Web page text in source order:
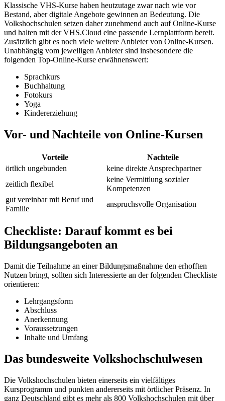
Klassische VHS-Kurse haben heutzutage zwar nach wie vor
Bestand, aber digitale Angebote gewinnen an Bedeutung. Die
Volkshochschulen setzen daher zunehmend auch auf Online-Kurse
und halten mit der VHS.Cloud eine passende Lernplattform bereit.
Zusätzlich gibt es noch viele weitere Anbieter von Online-Kursen.
Unabhängig vom jeweiligen Anbieter sind insbesondere die
folgenden Top-Online-Kurse erwähnenswert:
Sprachkurs
Buchhaltung
Fotokurs
Yoga
Kindererziehung
Vor- und Nachteile von Online-Kursen
Vorteile
Nachteile
örtlich ungebunden
keine direkte Ansprechpartner
zeitlich flexibel
keine Vermittlung sozialer
Kompetenzen
gut vereinbar mit Beruf und
Familie
anspruchsvolle Organisation
Checkliste: Darauf kommt es bei
Bildungsangeboten an
Damit die Teilnahme an einer Bildungsmaßnahme den erhofften
Nutzen bringt, sollten sich Interessierte an der folgenden Checkliste
orientieren:
Lehrgangsform
Abschluss
Anerkennung
Voraussetzungen
Inhalte und Umfang
Das bundesweite Volkshochschulwesen
Die Volkshochschulen bieten einerseits ein vielfältiges
Kursprogramm und punkten andererseits mit örtlicher Präsenz. In
ganz Deutschland gibt es mehr als 800 Volkshochschulen mit über